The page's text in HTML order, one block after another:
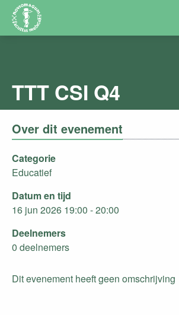
TTT CSI Q4
Over dit evenement
Categorie
Educatief
Datum en tijd
16 jun 2026 19:00 - 20:00
Deelnemers
0 deelnemers
Dit evenement heeft geen omschrijving